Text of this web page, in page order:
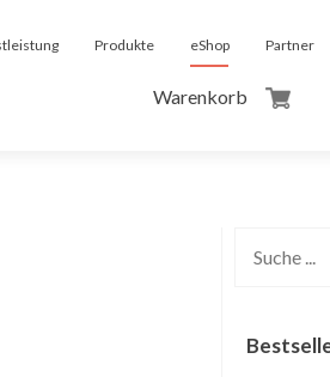
Produkte eShop Partner
Warenkorb